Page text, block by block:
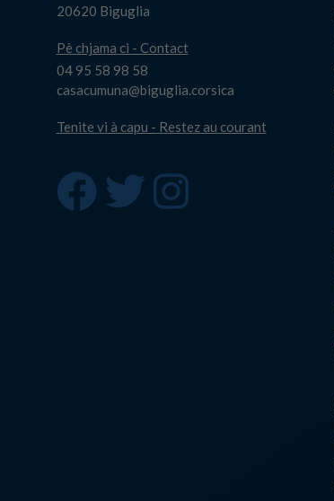
20620 Biguglia
Pè chjama ci - Contact
04 95 58 98 58
casacumuna@biguglia.corsica
Tenite vi à capu - Restez au courant